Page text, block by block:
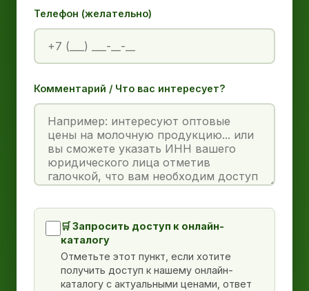
Телефон (желательно)
Комментарий / Что вас интересует?
🛒 Запросить доступ к онлайн-
каталогу
Отметьте этот пункт, если хотите
получить доступ к нашему онлайн-
каталогу с актуальными ценами, ответ